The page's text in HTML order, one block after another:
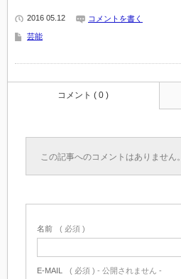
2016 05.12 コメントを書く
芸能
コメント ( 0 )
この記事へのコメントはありません。
名前 ( 必須 )
E-MAIL ( 必須 ) - 公開されません -